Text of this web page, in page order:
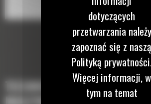
TECHNOLOGIE, KTÓRE
dotyczących
przetwarzania należy
zapoznać się z naszą
Polityką
Więcej informacji, w
tym na temat